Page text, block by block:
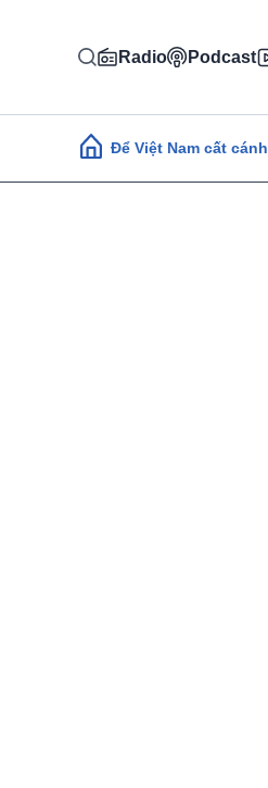
Radio Podcast
Main navigation
Để Việt Nam cất cánh